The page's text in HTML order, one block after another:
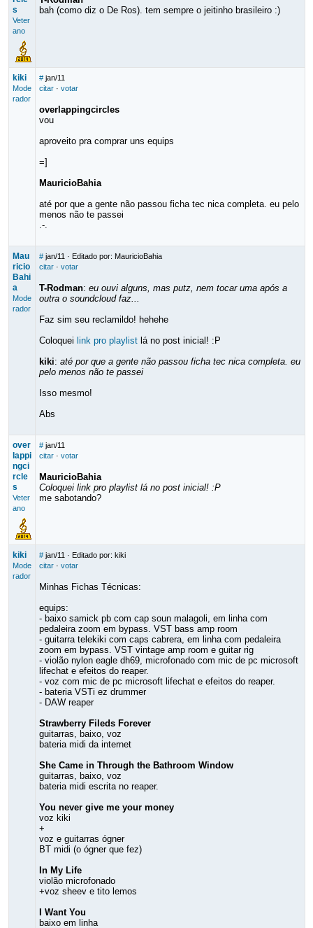
s
Veter
ano
bah (como diz o De Ros). tem sempre o jeitinho brasileiro :)
kiki
Mode
rador
# jan/11
citar· votar
overlappingcircles
vou
aproveito pra comprar uns equips
=]
MauricioBahia
até por que a gente não passou ficha tec nica completa. eu pelo
menos não te passei
.-.
Mau
ricio
Bahi
a
Mode
rador
# jan/11 · Editado por: MauricioBahia
citar· votar
T-Rodman: eu ouvi alguns, mas putz, nem tocar uma após a
outra o soundcloud faz...
Faz sim seu reclamildo! hehehe
Coloquei link pro playlistlá no post inicial! :P
kiki: até por que a gente não passou ficha tec nica completa. eu
pelo menos não te passei
Isso mesmo!
Abs
over
lappi
ngci
rcle
s
Veter
ano
# jan/11
citar· votar
MauricioBahia
Coloquei link pro playlist lá no post inicial! :P
me sabotando?
kiki
Mode
rador
# jan/11 · Editado por: kiki
citar· votar
Minhas Fichas Técnicas:
equips:
- baixo samick pb com cap soun malagoli, em linha com
pedaleira zoom em bypass. VST bass amp room
- guitarra telekiki com caps cabrera, em linha com pedaleira
zoom em bypass. VST vintage amp room e guitar rig
- violão nylon eagle dh69, microfonado com mic de pc microsoft
lifechat e efeitos do reaper.
- voz com mic de pc microsoft lifechat e efeitos do reaper.
- bateria VSTi ez drummer
- DAW reaper
Strawberry Fileds Forever
guitarras, baixo, voz
bateria midi da internet
She Came in Through the Bathroom Window
guitarras, baixo, voz
bateria midi escrita no reaper.
You never give me your money
voz kiki
+
voz e guitarras ógner
BT midi (o ógner que fez)
In My Life
violão microfonado
+voz sheev e tito lemos
I Want You
baixo em linha